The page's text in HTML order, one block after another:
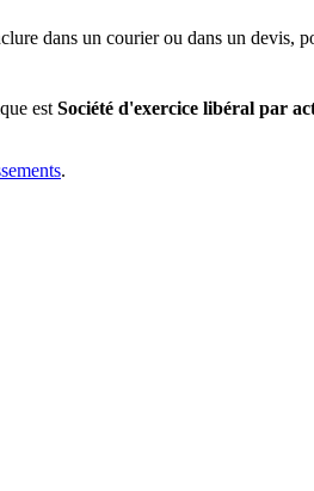
dans un courier ou dans un devis,
est Société d'exercice libéral par
s.